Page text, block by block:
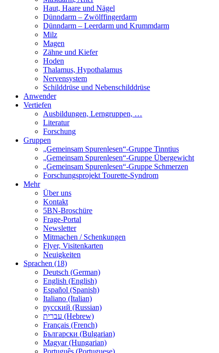
Haut, Haare und Nägel
Dünndarm – Zwölffingerdarm
Dünndarm – Leerdarm und Krummdarm
Milz
Magen
Zähne und Kiefer
Hoden
Thalamus, Hypothalamus
Nervensystem
Schilddrüse und Nebenschilddrüse
Anwender
Vertiefen
Ausbildungen, Lerngruppen, …
Literatur
Forschung
Gruppen
„Gemeinsam Spurenlesen“-Gruppe Tinntius
„Gemeinsam Spurenlesen“-Gruppe Übergewicht
„Gemeinsam Spurenlesen“-Gruppe Schmerzen
Forschungsprojekt Tourette-Syndrom
Mehr
Über uns
Kontakt
5BN-Broschüre
Frage-Portal
Newsletter
Mitmachen / Schenkungen
Flyer, Visitenkarten
Neuigkeiten
Sprachen (18)
Deutsch (German)
English (English)
Español (Spanish)
Italiano (Italian)
русский (Russian)
עברית (Hebrew)
Français (French)
Български (Bulgarian)
Magyar (Hungarian)
Português (Portuguese)